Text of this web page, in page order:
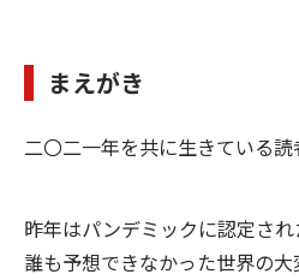
まえがき
二〇二一年を共に生きている読
昨年はパンデミックに認定され
誰も予想できなかった世界の